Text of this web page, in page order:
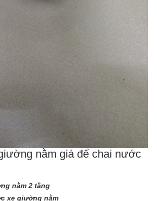
nằm giá để chai nước
nằm 2 tầng
xe giường nằm